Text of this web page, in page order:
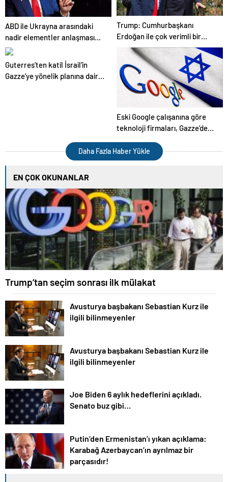
ABD ile Ukrayna arasındaki
nadir elementler anlaşması
resmen yürürlüğe girdi
Trump: Cumhurbaşkanı
Erdoğan ile çok verimli bir
görüşme gerçekleştirdim
Guterres’ten katil İsrail’in
Gazze’ye yönelik planına dair
Eski Google çalışanına göre
teknoloji firmaları, Gazze’de
Daha Fazla Haber Yükle
EN ÇOK OKUNANLAR
Trump’tan seçim sonrası ilk mülakat
Avusturya başbakanı Sebastian Kurz ile
ilgili bilinmeyenler
Avusturya başbakanı Sebastian Kurz ile
ilgili bilinmeyenler
Joe Biden 6 aylık hedeflerini açıkladı.
Senato buz gibi…
Putin’den Ermenistan’ı yıkan açıklama:
Karabağ Azerbaycan’ın ayrılmaz bir
parçasıdır!